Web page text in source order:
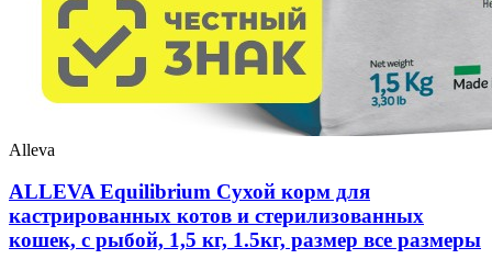
Alleva
ALLEVA Equilibrium Cухой корм для
кастрированных котов и стерилизованных
кошек, с рыбой, 1,5 кг, 1.5кг, размер все размеры